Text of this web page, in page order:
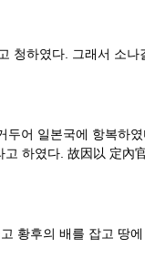
청하였다. 그래서 소
어 일본국에 항복하
하였다. 故因以 定
황후의 배를 잡고 땅